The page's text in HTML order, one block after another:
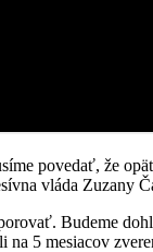
povedať, že
vláda Zuzany
Budeme
5 mesiacov